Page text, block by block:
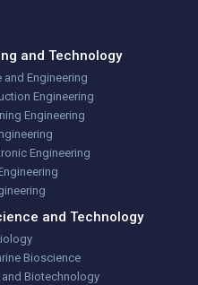
and Technology
and Engineering
Engineering
Engineering
Engineering
and Technology
Bioscience
and Biotechnology